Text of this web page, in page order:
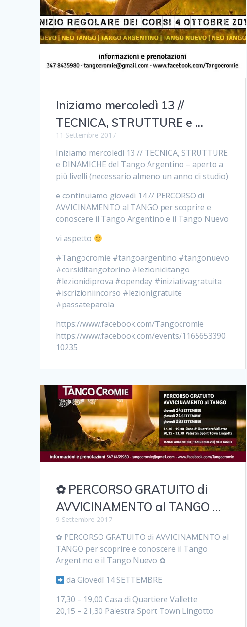
Iniziamo mercoledì 13 //
TECNICA, STRUTTURE e …
11 Settembre 2017
Iniziamo mercoledì 13 // TECNICA, STRUTTURE
e DINAMICHE del Tango Argentino – aperto a
più livelli (necessario almeno un anno di studio)
e continuiamo giovedi 14 // PERCORSO di
AVVICINAMENTO al TANGO per scoprire e
conoscere il Tango Argentino e il Tango Nuevo
vi aspetto
#Tangocromie #tangoargentino #tangonuevo
#corsiditangotorino #lezioniditango
#lezionidiprova #openday #iniziativagratuita
#iscrizioniincorso #lezionigratuite
#passateparola
https://www.facebook.com/Tangocromie
https://www.facebook.com/events/1165653390
10235
✿ PERCORSO GRATUITO di
AVVICINAMENTO al TANGO …
9 Settembre 2017
✿ PERCORSO GRATUITO di AVVICINAMENTO al
TANGO per scoprire e conoscere il Tango
Argentino e il Tango Nuevo ✿
da Giovedì 14 SETTEMBRE
17,30 – 19,00 Casa di Quartiere Vallette
20,15 – 21,30 Palestra Sport Town Lingotto